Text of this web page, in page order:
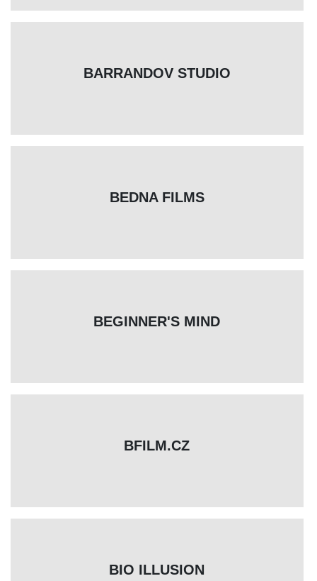
BARRANDOV STUDIO
BEDNA FILMS
BEGINNER'S MIND
BFILM.CZ
BIO ILLUSION